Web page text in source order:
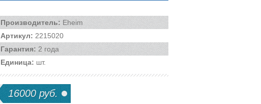
Производитель: Eheim
Артикул: 2215020
Гарантия: 2 года
Единица: шт.
16000 руб.